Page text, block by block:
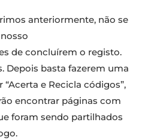
anteriormente, não se
de concluírem o registo.
Depois basta fazerem uma
e Recicla códigos”,
encontrar páginas com
foram sendo partilhados